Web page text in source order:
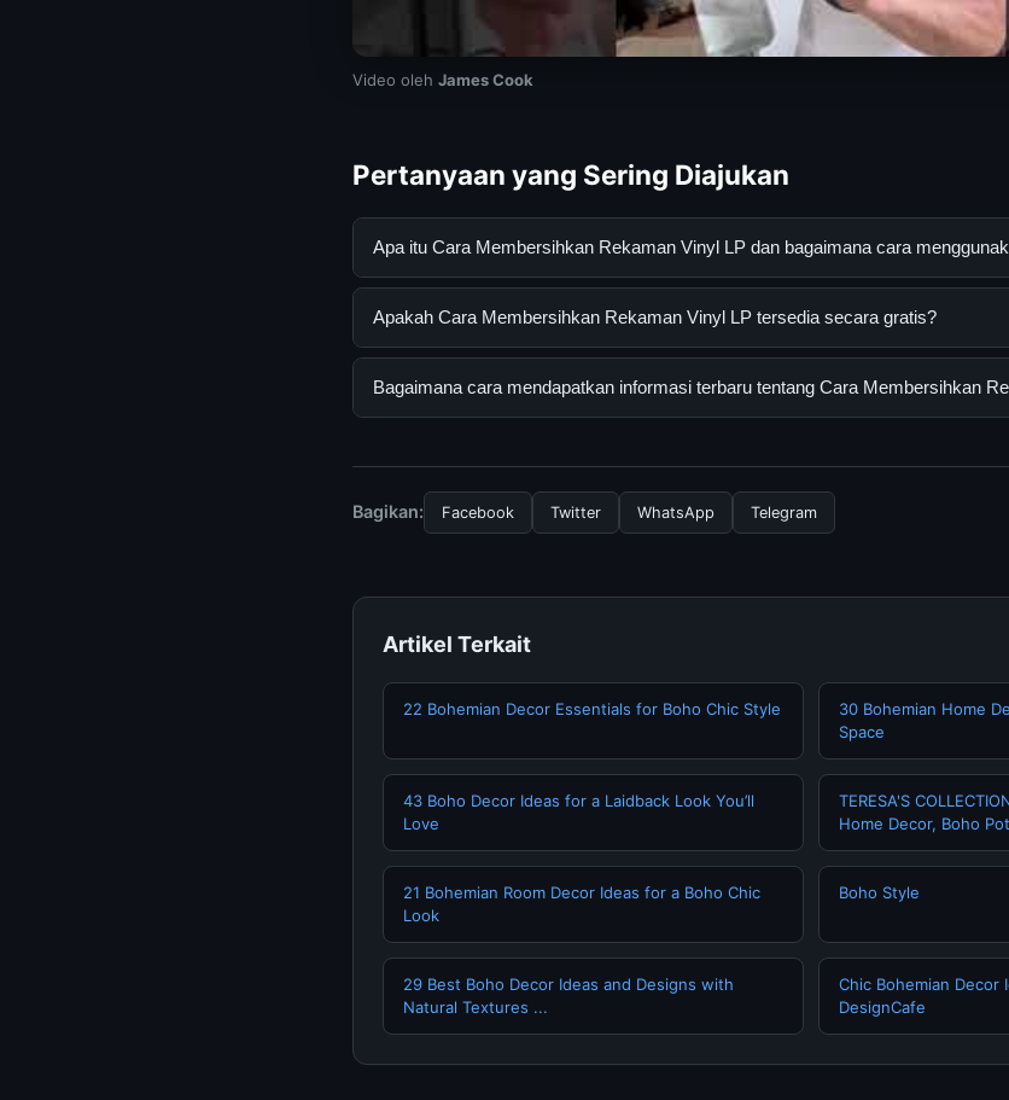
Video oleh James Cook
Pertanyaan yang Sering Diajukan
Apa itu Cara Membersihkan Rekaman Vinyl LP dan bagaimana cara
Cara Membersihkan Rekaman Vinyl LP adalah layanan digital yang dirancang
resmi dan mengikuti panduan yang tersedia.
Apakah Cara Membersihkan Rekaman Vinyl LP tersedia secara gratis?
Ya, Cara Membersihkan Rekaman Vinyl LP dapat diakses secara gratis oleh
Bagaimana cara mendapatkan informasi terbaru tentang Cara Membersihkan
dan terpercaya.
Bagikan: Facebook Twitter WhatsApp Telegram
Artikel Terkait
22 Bohemian Decor Essentials for Boho Chic Style
30 Bohemian Home
Space
43 Boho Decor Ideas for a Laidback Look You’ll
Love
TERESA'S
Home Decor, Boho
21 Bohemian Room Decor Ideas for a Boho Chic
Look
Boho Style
29 Best Boho Decor Ideas and Designs with
Natural Textures ...
Chic Bohemian Decor
DesignCafe